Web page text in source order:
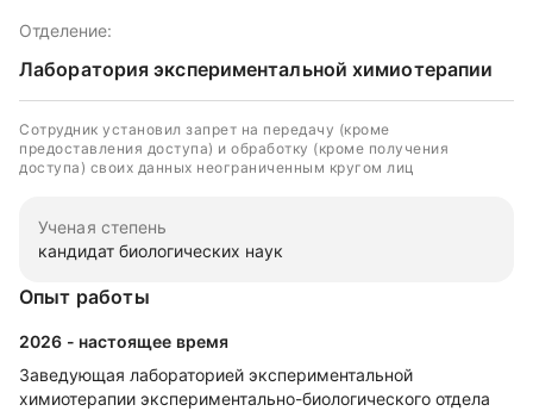
Отделение:
Лаборатория экспериментальной химиотерапии
Сотрудник установил запрет на передачу (кроме
предоставления доступа) и обработку (кроме получения
доступа) своих данных неограниченным кругом лиц
Ученая степень
кандидат биологических наук
Опыт работы
2026 - настоящее время
Заведующая лабораторией экспериментальной
химиотерапии экспериментально-биологического отдела